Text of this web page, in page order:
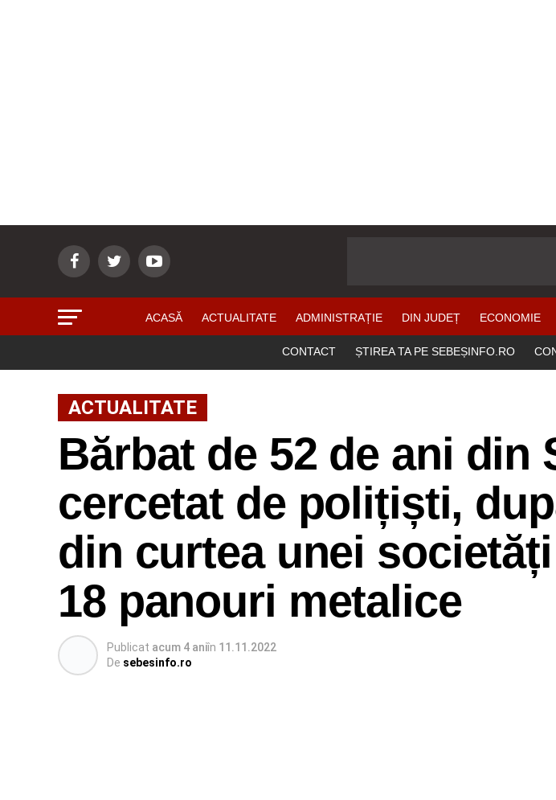
ACASĂ ACTUALITATE ADMINISTRAȚIE DIN JUDEȚ ECONOMIE
CONTACT ȘTIREA TA PE SEBEȘINFO.RO
ACTUALITATE
Bărbat de 52 de ani din
cercetat de polițiști,
din curtea unei
18 panouri metalice
Publicat acum 4 aniîn 11.11.2022
De sebesinfo.ro